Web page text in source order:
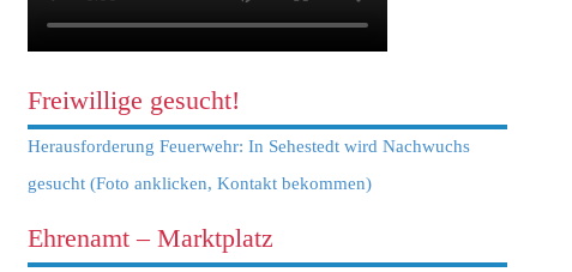
Freiwillige gesucht!
Herausforderung Feuerwehr: In Sehestedt wird Nachwuchs
gesucht (Foto anklicken, Kontakt bekommen)
Ehrenamt – Marktplatz